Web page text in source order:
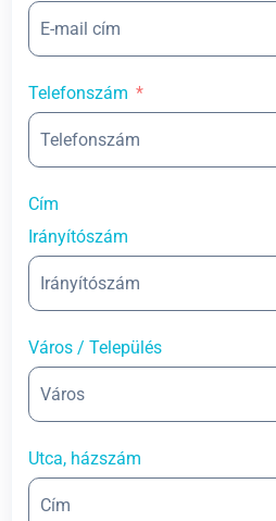
Telefonszám
Cím
Irányítószám
Város / Település
Utca, házszám